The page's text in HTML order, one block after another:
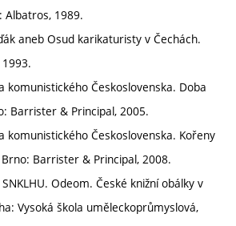
Albatros, 1989.
aneb Osud karikaturisty v Čechách.
komunistického Československa. Doba
Barrister & Principal, 2005.
komunistického Československa. Kořeny
Barrister & Principal, 2008.
Odeom. České knižní obálky v
Vysoká škola uměleckoprůmyslová,